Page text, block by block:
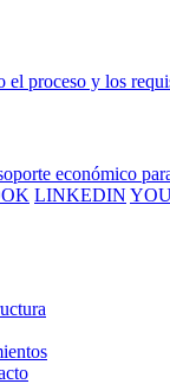
el proceso y los
económico
LINKEDIN